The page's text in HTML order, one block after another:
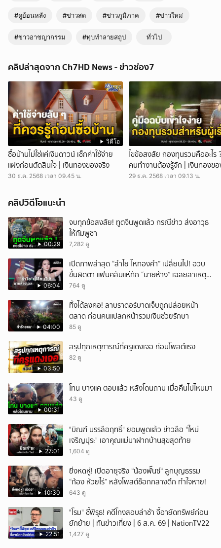
สถูป เจ้าจอมมารดาแช่ม คืนตามคำสั่งศาล พลเอก หม่อมหลวง สุปรีดี
เจ้าอาวาสวัดกัลยาณมิตรฯ สร้างสถูปเจดีย์เจ้าจอมมารดาแช่ม เจ้าจอม
มารดาของในหลวงรัชกาลที่ 5 และบรรพบุรุษของราชสกุลประวิตร และ
ตระกูลกัลยาณมิตร ให้กลับคืนดังเดิม หลังพระพรหมกวี สั่งทุบทำลายสถูป
ไปเมื่อปี 2551 ทั้งที่ถูกขึ้นทะเบียนเป็นโบราณสถานตั้งแต่ปี 2492 และศาลมี
คำพิพากษาว่า พระพรหมกวี มีความผิด และให้สร้างสถูปคืนที่เดิม โดย
ราชสกุลประวิตร และ ตระกูลกัลยาณมิตร ยื่นคำขาดให้เวลาพระพรหมกวี
15 วัน ตอบรับสร้างสถูปคืน มิฉะนั้นจะยื่นเรื่องต่อกรมบังคับคดี นำผู้รับเหมา
เข้าทุบศาลาที่สร้างทับที่ และก่อสร้างสถูปให้กลับมาดังเดิม กดติดตามช่อง
CH7HD News ได้ที่ : https://cutt.ly/YTch7hdnews ติดตามข่าวสารเพิ่ม
เติมได้ที่ https://news.ch7.com #ข่าวเด็ด7สี #ข่าวช่อง7 #CH7HDNEWS
https://linktr.ee/ch7hdnews_tero
#ดูย้อนหลัง #ข่าวสด #ข่าวภูมิภาค #ข่าวใหม่
#ข่าวอาชญากรรม #ทุบทำลายสถูป ทั่วไป
คลิปล่าสุดจาก Ch7HD News - ข่าวช่อง7
วิดีโอ
ซื้อบ้านไม่ใช่แค่เงินดาวน์ เช็กค่าใช้จ่าย
แฝงก่อนตัดสินใจ | เงินทองของจริง
30 ธ.ค. 2568 เวลา 09.45 น.
ไขข้อสงสัย กองทุนรวมคืออะไร
คนทำงานต้องรู้จัก | เงินทองขอ
29 ธ.ค. 2568 เวลา 09.13 น.
คลิปวิดีโอแนะนำ
00:29
จบทุกข้อสงสัย! ทูตจีนพูดแล้ว กรณีข่าว ส่งอาวุธ
ให้กัมพูชา
7,282 ดู
06:04
เปิดภาพล่าสุด “ลำไย ไหทองคำ” เปลี่ยนไป! อวบ
ขึ้นผิดตา แฟนคลับแห่ทัก “นายห้าง” เฉลยสาเหตุ
ชัด!
764 ดู
04:00
ทิ้งได้ลงคอ! ลาบราดอร์บาดเจ็บถูกปล่อยหน้า
ตลาด ก่อนคนแปลกหน้ารวมเงินช่วยรักษา
85 ดู
03:50
สรุปทุกเหตุการณ์ที่ครูแดงเจอ ก่อนโพสต์แรง
82 ดู
00:31
โทน บางแค ตอบแล้ว หลังโดนถาม เมื่อคืนไปไหนมา
43 ดู
27:01
"บิณฑ์ บรรลือฤทธิ์" ยอมพูดแล้ว ข่าวลือ "ใหม่
เจริญปุระ" เอาคุณแม่มาฝากบ้านสุขสุดท้าย
1,604 ดู
10:30
ยิ่งหดหู่! เปิดอายุจริง “น้องพั๊นซ์“ ลูกบุญธรรม
“ก้อง ห้วยไร่” หลังโพสต์ช็อกกลางดึก ทำใจหาย!
643 ดู
22:51
"โรม" ชี้พิรุธ! คดีโกงสอบล่าช้า จี้อายัดทรัพย์ก่อน
ยักย้าย | ทันข่าวเที่ยง | 6 ส.ค. 69 | NationTV22
1,427 ดู